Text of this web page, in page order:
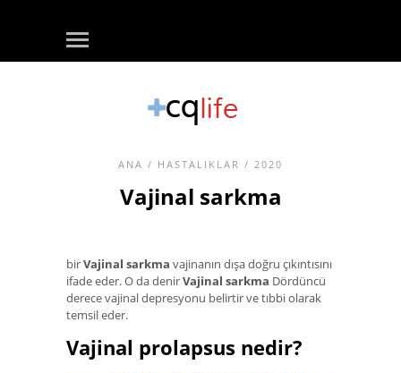
ANA / HASTALIKLAR / 2020
Vajinal sarkma
birVajinal sarkma vajinanın dışa doğru çıkıntısını
ifade eder. O da denirVajinal sarkma Dördüncü
derece vajinal depresyonu belirtir ve tıbbi olarak
temsil eder.
Vajinal prolapsus nedir?